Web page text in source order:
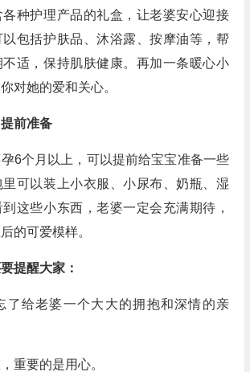
种护理产品的礼盒，让老婆安心迎接
包括护肤品、沐浴露、按摩油等，帮
不适，保持肌肤健康。再加一条暖心小
对她的爱和关心。
前准备
6个月以上，可以提前给宝宝准备一些
里可以装上小衣服、小尿布、奶瓶、湿
这些小东西，老婆一定会充满期待，
的可爱模样。
提醒大家：
了给老婆一个大大的拥抱和深情的亲
重要的是用心。